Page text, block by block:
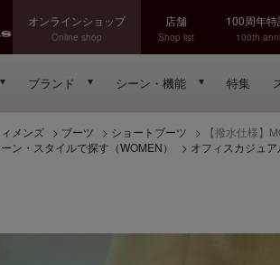
オンラインショップ
Online shop
店舗
Shop list
100周年特
100th
ブランド シーン・機能 特集
メンズ > ブーツ > ショートブーツ >
【撥水仕様】
ン・スタイルで探す（WOMEN） > オフィスカジュア